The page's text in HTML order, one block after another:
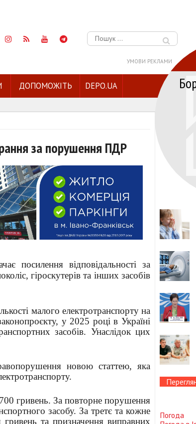
Пошук:
УМОВИ РЕКЛАМИ
ДОПОМОЖІТЬ DEPO.UA
за порушення ПДР
посилення відповідальності за
гіроскутерів та інших засобів
малого електротранспорту на
у 2025 році в Україні
засобів. Унаслідок цих
новою статтею, яка
гривень. За повторне порушення
засобу. За третє та кожне
та призначення виправних
Погода